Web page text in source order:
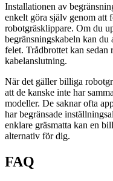
Installationen av
enkelt göra själv genom att
robotgräsklippare. Om du
begränsningskabeln kan du
felet. Trådbrottet kan sedan
kabelanslutning.
När det gäller billiga
att de kanske inte har
modeller. De saknar ofta
har begränsade
enklare gräsmatta kan en
alternativ för dig.
FAQ